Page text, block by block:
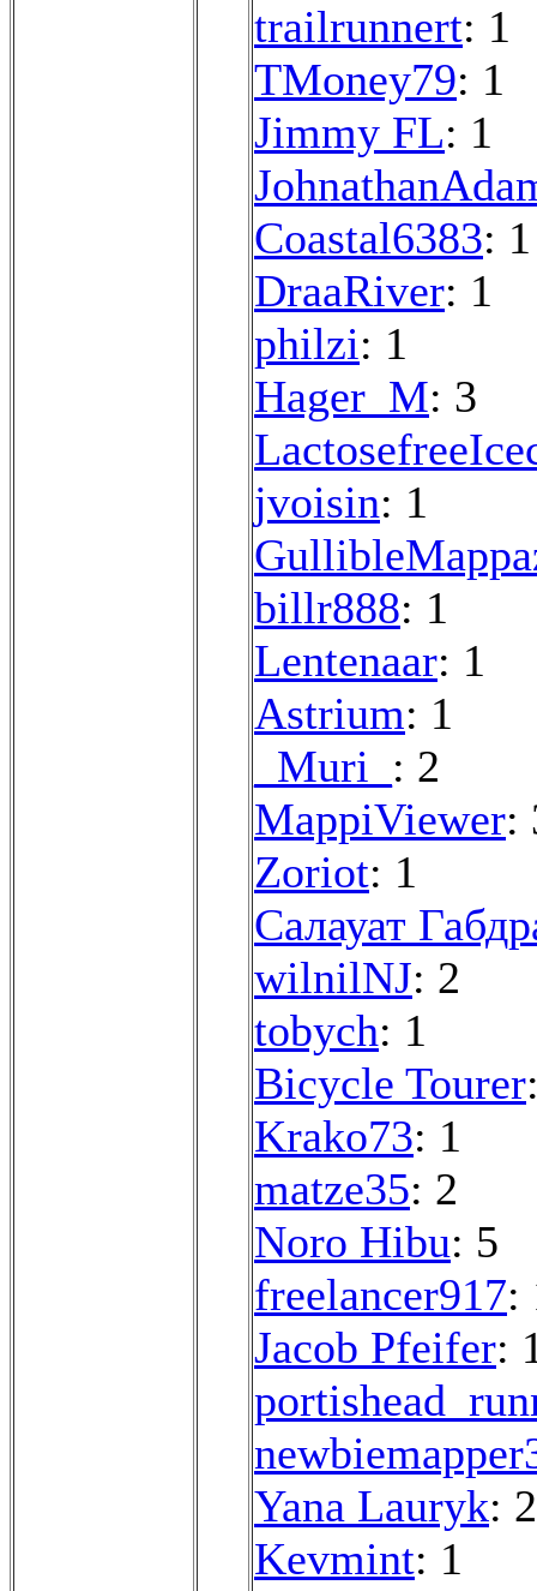
trailrunnert: 1
TMoney79: 1
Jimmy FL: 1
Coastal6383: 1
DraaRiver: 1
philzi: 1
Hager_M: 3
jvoisin: 1
billr888: 1
Lentenaar: 1
Astrium: 1
_Muri_ : 2
MappiViewer:
Zoriot: 1
Салауат
wilnilNJ: 2
tobych: 1
Bicycle Tourer
Krako73: 1
matze35: 2
Noro Hibu: 5
freelancer917:
Jacob Pfeifer:
Yana Lauryk: 2
Kevmint: 1